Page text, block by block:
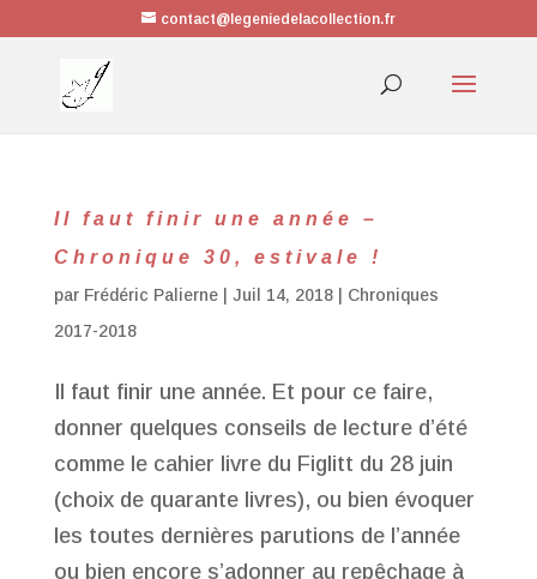
contact@legeniedelacollection.fr
Il faut finir une année –
Chronique 30, estivale !
par Frédéric Palierne| Juil 14, 2018| Chroniques
2017-2018
Il faut finir une année. Et pour ce faire,
donner quelques conseils de lecture d’été
comme le cahier livre du Figlitt du 28 juin
(choix de quarante livres), ou bien évoquer
les toutes dernières parutions de l’année
ou bien encore s’adonner au repêchage à